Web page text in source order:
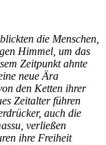
die Menschen,
Himmel, um das
Zeitpunkt ahnte
neue Ära
den Ketten ihrer
Zeitalter führen
auch die
verließen
ihre Freiheit